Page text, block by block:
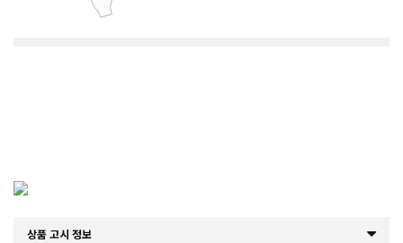
상품 고시 정보